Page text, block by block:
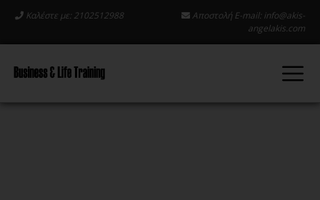
Καλέστε με: 2102512988 Αποστολή E-mail: info@akis-
angelakis.com